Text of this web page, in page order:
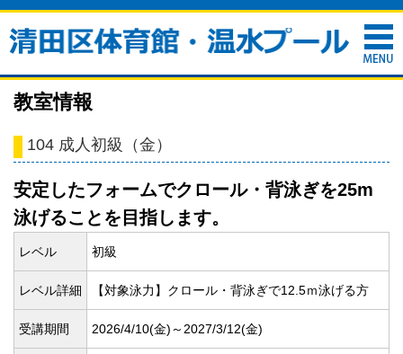
教室情報
104 成人初級（金）
安定したフォームでクロール・背泳ぎを25m
泳げることを目指します。
レベル 初級
レベル詳細 【対象泳力】クロール・背泳ぎで12.5ｍ泳げる方
受講期間 2026/4/10(金)～2027/3/12(金)